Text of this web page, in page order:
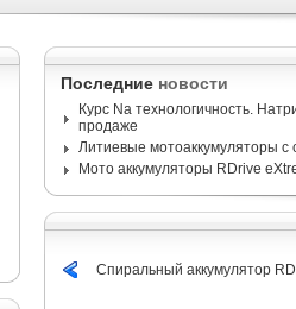
и внедорожников
Последние новости
Курс Na технологичность.
продаже
Литиевые мотоаккумуляторы с
Мото аккумуляторы RDrive
Спиральный аккумулятор